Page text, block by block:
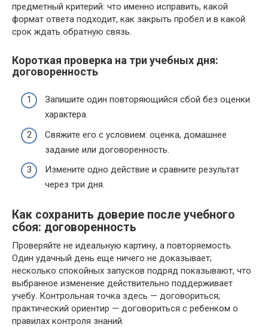
предметный критерий: что именно исправить, какой
формат ответа подходит, как закрыть пробел и в какой
срок ждать обратную связь.
Короткая проверка на три учебных дня:
договоренность
Запишите один повторяющийся сбой без оценки
характера.
Свяжите его с условием: оценка, домашнее
задание или договоренность.
Измените одно действие и сравните результат
через три дня.
Как сохранить доверие после учебного
сбоя: договоренность
Проверяйте не идеальную картину, а повторяемость.
Один удачный день еще ничего не доказывает;
несколько спокойных запусков подряд показывают, что
выбранное изменение действительно поддерживает
учебу. Контрольная точка здесь — договориться;
практический ориентир — договориться с ребенком о
правилах контроля знаний.